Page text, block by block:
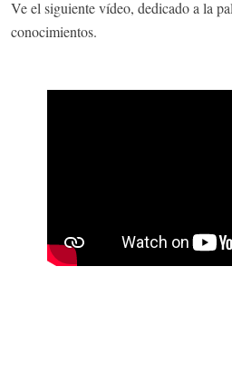
Ve el siguiente vídeo, dedicado a la
conocimientos.